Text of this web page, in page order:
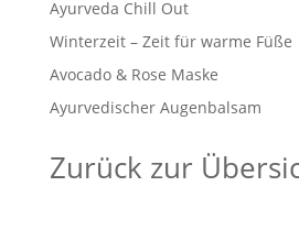
Ayurveda Chill Out
Winterzeit – Zeit für warme Füße
Avocado & Rose Maske
Ayurvedischer Augenbalsam
Zurück zur